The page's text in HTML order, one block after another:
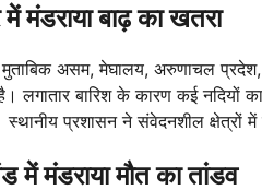
में मंडराया बाढ़ का खतरा
असम, मेघालय, अरुणाचल प्रदेश,
लगातार बारिश के कारण कई
प्रशासन ने संवेदनशील क्षेत्रों में
में मंडराया मौत का तांडव